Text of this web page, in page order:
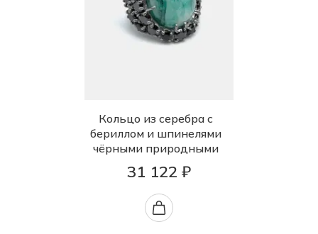
Кольцо из серебра с
бериллом и шпинелями
чёрными природными
31 122 ₽